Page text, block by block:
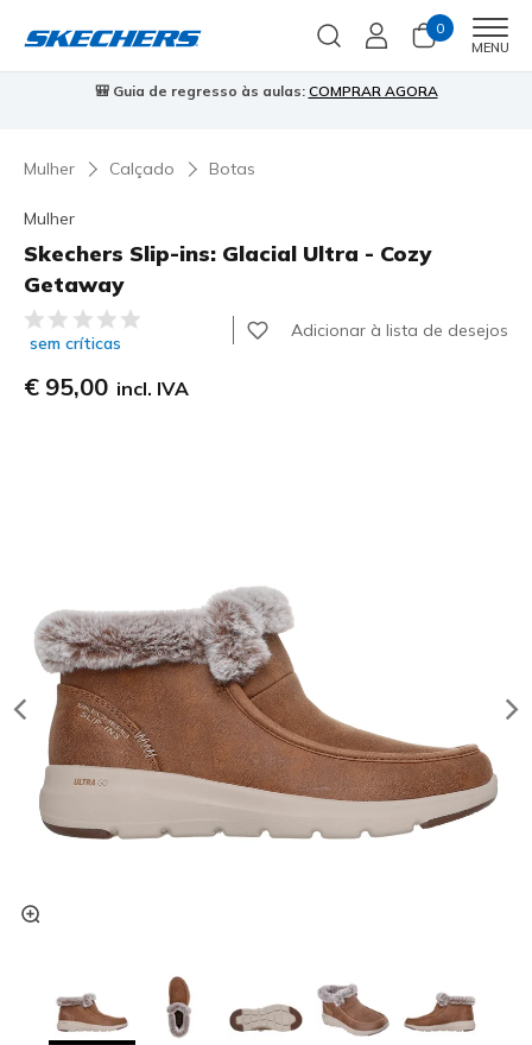
0
MENU
🎒 Guia de regresso às aulas: COMPRAR AGORA
Mulher Calçado Botas
Mulher
Skechers Slip-ins: Glacial Ultra - Cozy
Getaway
5 de 5 – Classificação do cliente
sem críticas
Adicionar à lista de desejos
€ 95,00 incl. IVA